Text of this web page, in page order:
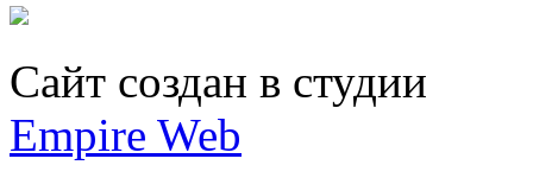
Сайт создан в студии
Empire Web